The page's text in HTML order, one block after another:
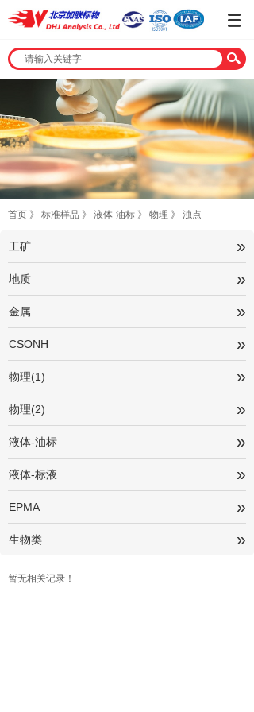
首页 》 标准样品 》 液体-油标 》 物理 》 浊点
工矿 »
地质 »
金属 »
CSONH »
物理(1) »
物理(2) »
液体-油标 »
液体-标液 »
EPMA »
生物类 »
暂无相关记录！